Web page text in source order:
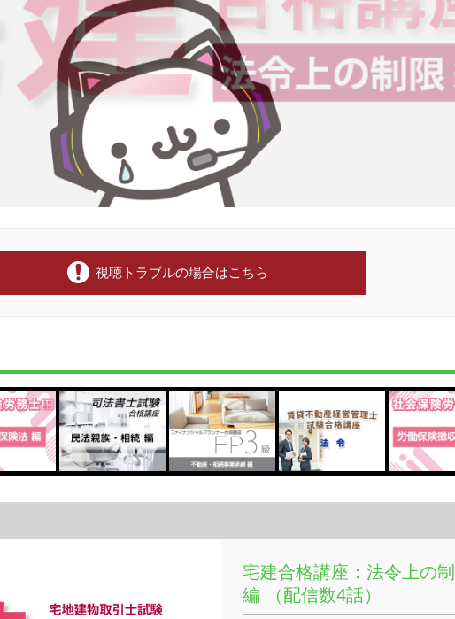
視聴トラブルの場合はこちら
宅建合格講座：法令上の
編 （配信数4話）